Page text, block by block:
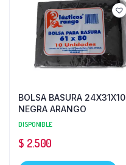
BOLSA BASURA 24X31X10
NEGRA ARANGO
DISPONIBLE
$ 2.500